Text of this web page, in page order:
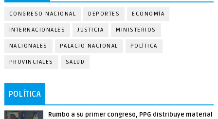
CONGRESO NACIONAL DEPORTES ECONOMÍA
INTERNACIONALES JUSTICIA MINISTERIOS
NACIONALES PALACIO NACIONAL POLÍTICA
PROVINCIALES SALUD
POLÍTICA
Rumbo a su primer congreso, PPG distribuye material